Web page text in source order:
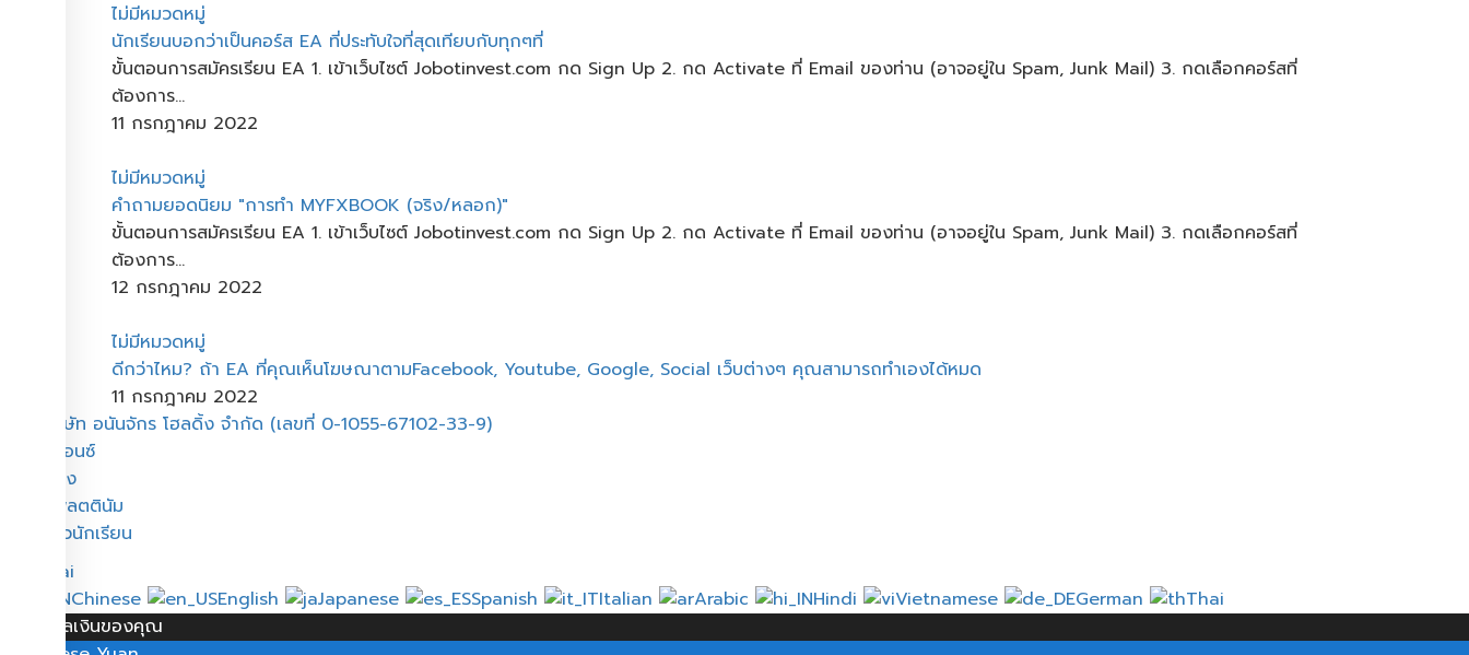
ไม่มีหมวดหมู่
นักเรียนบอกว่าเป็นคอร์ส​ EA​ ที่ประทับใจที่สุดเทียบกับทุกๆที่
ขั้นตอนการสมัครเรียน EA 1. เข้าเว็บไซต์ Jobotinvest.com กด Sign Up 2. กด Activate ที่ Email ของท่าน (อาจอยู่ใน Spam, Junk Mail) 3. กดเลือกคอร์สที่
ต้องการ...
11 กรกฎาคม 2022
ไม่มีหมวดหมู่
คำถามยอดนิยม "การทำ MYFXBOOK (จริง/หลอก)"
ขั้นตอนการสมัครเรียน EA 1. เข้าเว็บไซต์ Jobotinvest.com กด Sign Up 2. กด Activate ที่ Email ของท่าน (อาจอยู่ใน Spam, Junk Mail) 3. กดเลือกคอร์สที่
ต้องการ...
12 กรกฎาคม 2022
ไม่มีหมวดหมู่
ดีกว่าไหม? ​ถ้า​ EA ที่คุณเห็นโฆษณาตาม​Facebook, Youtube, Google, Social เว็บต่างๆ​ คุณสามารถทำเองได้หมด
11 กรกฎาคม 2022
บริษัท อนันจักร โฮลดิ้ง จำกัด (เลขที่ 0-1055-67102-33-9)
บรอนซ์
ทอง
แพลตตินัม
รีวิวนักเรียน
Thai
Chinese
English Japanese Spanish Italian Arabic Hindi Vietnamese German
Thai
เลือกสกุลเงินของคุณ